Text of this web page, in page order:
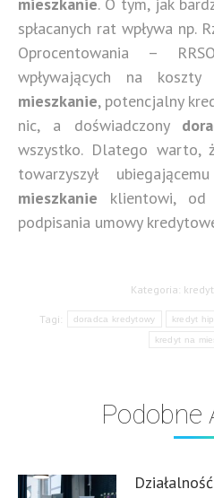
spłacanych rat wpływa np.
Oprocentowania –
wpływających na koszty
mieszkanie, potencjalny
nic, a doświadczony
wszystko. Dlatego warto,
towarzyszył
mieszkanie klientowi, od
podpisania umowy
Kategoria:
Tagi: doradca kredytowy kredyt
kredyt na
Podobne